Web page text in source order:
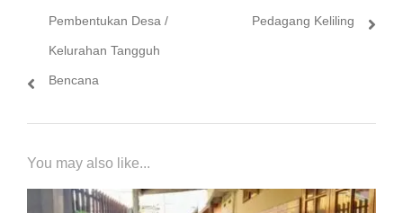
Pembentukan Desa /
Kelurahan Tangguh
Bencana
Pedagang Keliling
You may also like...